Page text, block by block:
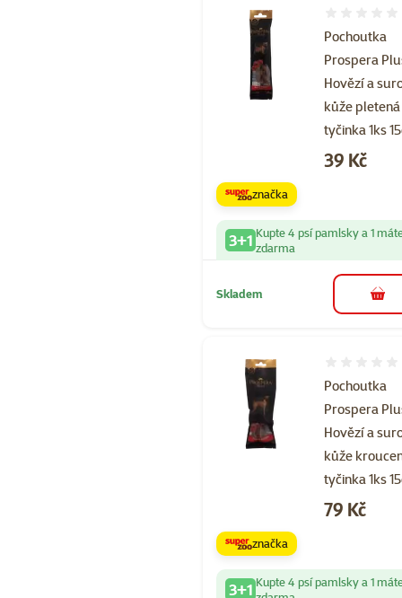
Pochoutka
Prospera
Hovězí a
kůže pletená
tyčinka 1ks
Cena
39 Kč
značka
3+1 Kupte 4 psí pamlsky a 1
zdarma
Skladem do
Pochoutka
Prospera
Hovězí a
kůže
tyčinka 1ks
Cena
79 Kč
značka
3+1 Kupte 4 psí pamlsky a 1